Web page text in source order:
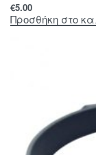
€5.00
Προσθήκη στο